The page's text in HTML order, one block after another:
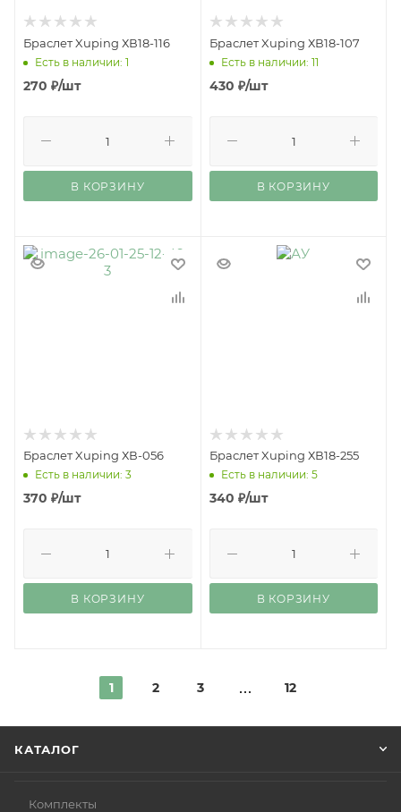
Браслет Xuping ХВ18-116
Есть в наличии: 1
270 ₽/шт
В КОРЗИНУ
Браслет Xuping ХВ18-107
Есть в наличии: 11
430 ₽/шт
В КОРЗИНУ
Браслет Xuping ХВ-056
Есть в наличии: 3
370 ₽/шт
В КОРЗИНУ
Браслет Xuping ХВ18-255
Есть в наличии: 5
340 ₽/шт
В КОРЗИНУ
1 2 3 12
КАТАЛОГ
Комплекты